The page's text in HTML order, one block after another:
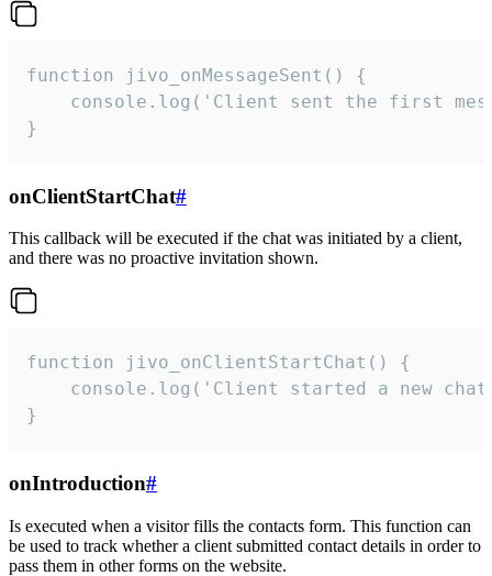
function jivo_onMessageSent() {
console.log('Client sent the first
}
onClientStartChat#
This callback will be executed if the chat was initiated by a client,
and there was no proactive invitation shown.
function jivo_onClientStartChat() {
console.log('Client started a new
}
onIntroduction#
Is executed when a visitor fills the contacts form. This function can
be used to track whether a client submitted contact details in order to
pass them in other forms on the website.